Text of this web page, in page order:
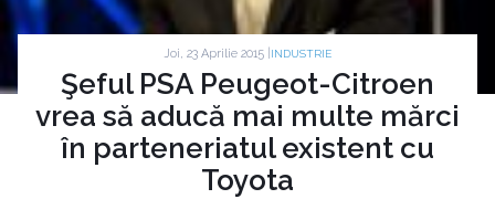
Joi, 23 Aprilie 2015 | INDUSTRIE
Şeful PSA Peugeot-Citroen
vrea să aducă mai multe mărci
în parteneriatul existent cu
Toyota